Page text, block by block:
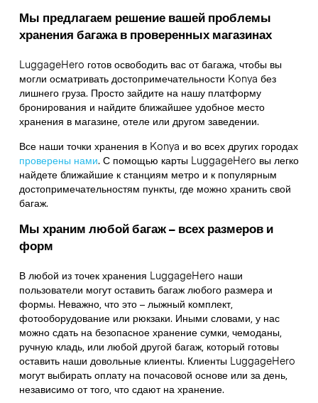
Мы предлагаем решение вашей проблемы
хранения багажа в проверенных магазинах
LuggageHero готов освободить вас от багажа, чтобы вы
могли осматривать достопримечательности Konya без
лишнего груза. Просто зайдите на нашу платформу
бронирования и найдите ближайшее удобное место
хранения в магазине, отеле или другом заведении.
Все наши точки хранения в Konya и во всех других городах
проверены нами. С помощью карты LuggageHero вы легко
найдете ближайшие к станциям метро и к популярным
достопримечательностям пункты, где можно хранить свой
багаж.
Мы храним любой багаж – всех размеров и
форм
В любой из точек хранения LuggageHero наши
пользователи могут оставить багаж любого размера и
формы. Неважно, что это – лыжный комплект,
фотооборудование или рюкзаки. Иными словами, у нас
можно сдать на безопасное хранение сумки, чемоданы,
ручную кладь, или любой другой багаж, который готовы
оставить наши довольные клиенты. Клиенты LuggageHero
могут выбирать оплату на почасовой основе или за день,
независимо от того, что сдают на хранение.